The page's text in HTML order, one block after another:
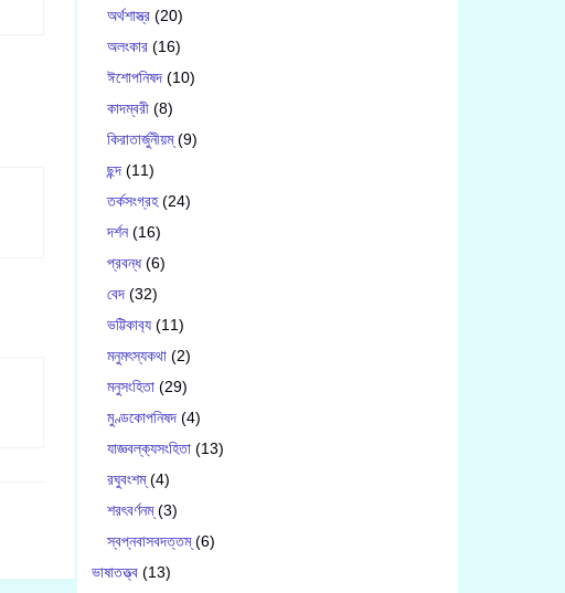
অর্থশাস্ত্র (20)
অলংকার (16)
ঈশোপনিষদ (10)
কাদম্বরী (8)
কিরাতার্জুনীয়ম্(9)
ছন্দ (11)
তর্কসংগ্রহ(24)
দর্শন(16)
প্রবন্ধ(6)
বেদ (32)
ভট্টিকাব‍্য (11)
মনুমৎস্যকথা (2)
মনুসংহিতা (29)
মুণ্ডকোপনিষদ (4)
যাজ্ঞবল্ক‍্যসংহিতা (13)
রঘুবংশম্(4)
শরৎবর্ণনম্(3)
স্বপ্নবাসবদত্তম্(6)
ভাষাতত্ত্ব (13)